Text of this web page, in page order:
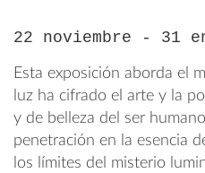
22 noviembre - 31
Esta exposición aborda el
luz ha cifrado el arte y la
y de belleza del ser
penetración en la esencia
los límites del misterio